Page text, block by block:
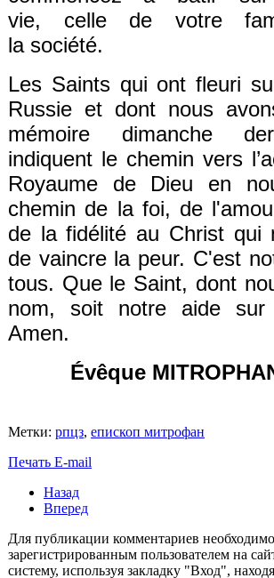
vie, celle de votre
lasociété.
Les Saints qui ont fleuri
Russie et dont nous
mémoire dimanche
indiquent le chemin vers
Royaume de Dieu en
chemin de la foi, de
de la fidélité au Christ qui
de vaincre la peur. C'est
tous. Que le Saint, dont
nom, soit notre aide sur
Amen.
Évêque
Метки: рпцз, епископ митрофан
Печать E-mail
Назад
Вперед
Для публикации комментариев необходимо
зарегистрированным пользователем на
систему, используя закладку "Вход",